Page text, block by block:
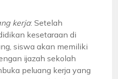
kerja: Setelah
kesetaraan di
siswa akan memiliki
ijazah sekolah
peluang kerja yang